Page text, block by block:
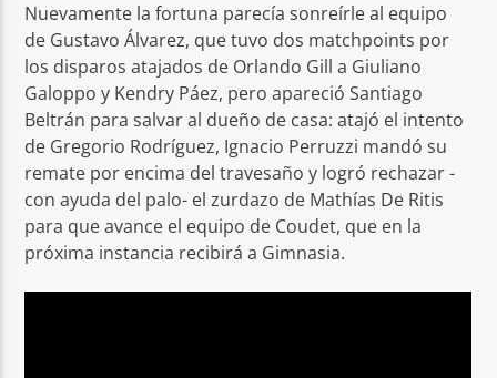
Nuevamente la fortuna parecía sonreírle al equipo
de Gustavo Álvarez, que tuvo dos matchpoints por
los disparos atajados de Orlando Gill a Giuliano
Galoppo y Kendry Páez, pero apareció Santiago
Beltrán para salvar al dueño de casa: atajó el intento
de Gregorio Rodríguez, Ignacio Perruzzi mandó su
remate por encima del travesaño y logró rechazar -
con ayuda del palo- el zurdazo de Mathías De Ritis
para que avance el equipo de Coudet, que en la
próxima instancia recibirá a Gimnasia.